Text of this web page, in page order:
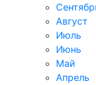
Август
Июль
Июнь
Май
Апрель